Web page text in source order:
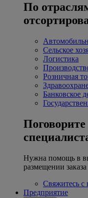
По
Сельское
Логистика
Розничная
Банковское
Нужна помощь в
размещении
Свяжитесь с
Предприятие